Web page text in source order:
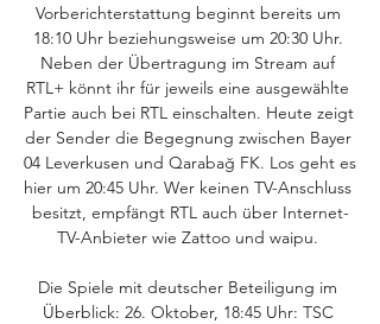
Vorberichterstattung beginnt bereits um
18:10 Uhr beziehungsweise um 20:30 Uhr.
Neben der Übertragung im Stream auf
RTL+ könnt ihr für jeweils eine ausgewählte
Partie auch bei RTL einschalten. Heute zeigt
der Sender die Begegnung zwischen Bayer
04 Leverkusen und Qarabağ FK. Los geht es
hier um 20:45 Uhr. Wer keinen TV-Anschluss
besitzt, empfängt RTL auch über Internet-
TV-Anbieter wie Zattoo und waipu.
Die Spiele mit deutscher Beteiligung im
Überblick: 26. Oktober, 18:45 Uhr: TSC